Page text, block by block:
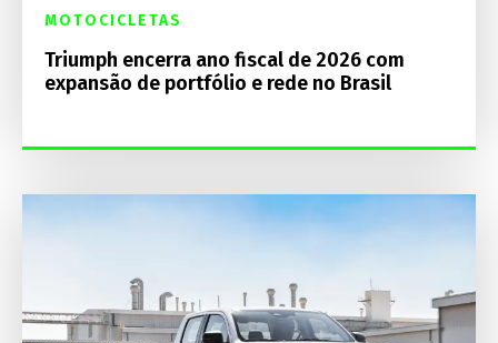
MOTOCICLETAS
Triumph encerra ano fiscal de 2026 com
expansão de portfólio e rede no Brasil